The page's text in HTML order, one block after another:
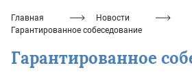
Главная
Новости
Гарантированное собеседование
Гарантированное